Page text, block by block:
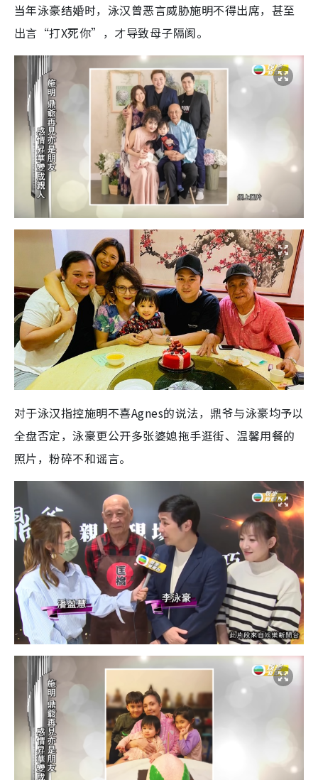
当年泳豪结婚时，泳汉曾恶言威胁施明不得出席，甚至
出言“打X死你”，才导致母子隔阂。
对于泳汉指控施明不喜Agnes的说法，鼎爷与泳豪均予以
全盘否定，泳豪更公开多张婆媳拖手逛街、温馨用餐的
照片，粉碎不和谣言。